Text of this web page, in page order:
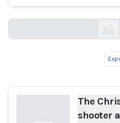
The
shooter